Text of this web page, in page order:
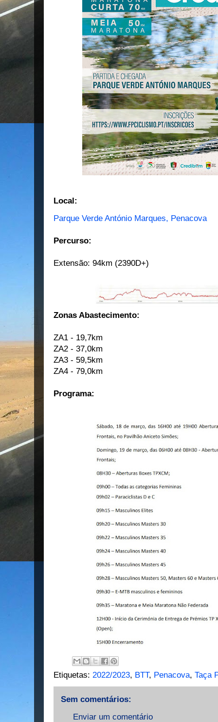
Local:
Parque Verde António Marques, Penacova
Percurso:
Extensão: 94km (2390D+)
Zonas Abastecimento:
ZA1 - 19,7km
ZA2 - 37,0km
ZA3 - 59,5km
ZA4 - 79,0km
Programa:
Etiquetas: 2022/2023, BTT, Penacova, Taça
Sem comentários:
Enviar um comentário